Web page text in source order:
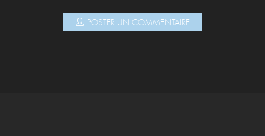
POSTER UN COMMENTAIRE